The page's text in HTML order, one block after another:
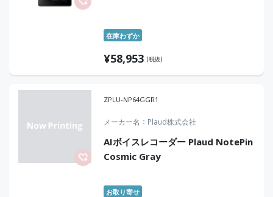
在庫わずか
¥58,953 (税抜)
ZPLU-NP64GGR1
メーカー名 Plaud株式会社
AIボイスレコーダー Plaud NotePin
Cosmic Gray
お取り寄せ